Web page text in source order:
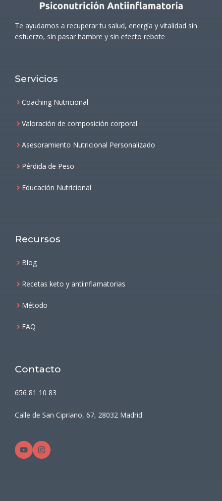
Te ayudamos a recuperar tu salud, energía y vitalidad sin
esfuerzo, sin pasar hambre y sin efecto rebote
Servicios
Coaching Nutricional
Valoración de composición corporal
Asesoramiento Nutricional Personalizado
Pérdida de Peso
Educación Nutricional
Recursos
Blog
Recetas keto y antiinflamatorias
Método
FAQ
Contacto
656 81 10 83
Calle de San Cipriano, 67, 28032 Madrid